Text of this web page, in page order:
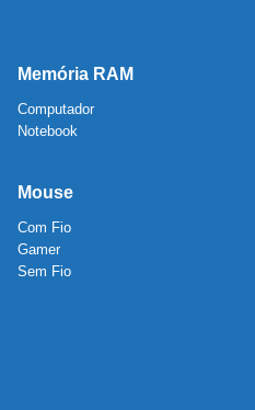
Memória RAM
Computador
Notebook
Mouse
Com Fio
Gamer
Sem Fio